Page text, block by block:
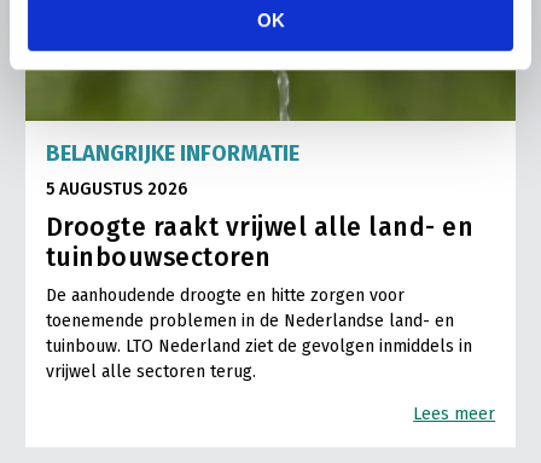
OK
BELANGRIJKE INFORMATIE
5 AUGUSTUS 2026
Droogte raakt vrijwel alle land- en
tuinbouwsectoren
De aanhoudende droogte en hitte zorgen voor
toenemende problemen in de Nederlandse land- en
tuinbouw. LTO Nederland ziet de gevolgen inmiddels in
vrijwel alle sectoren terug.
Lees meer